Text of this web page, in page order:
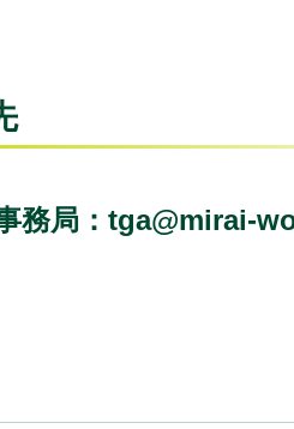
務局： tga@mirai-